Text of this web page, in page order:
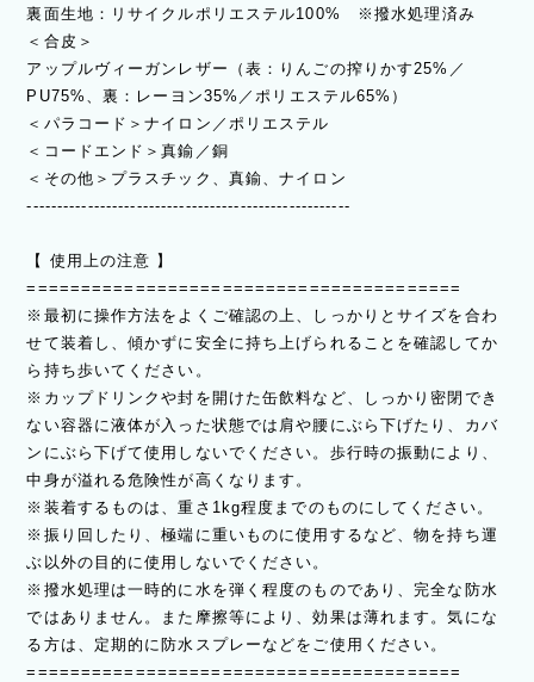
裏面生地：リサイクルポリエステル100% ※撥水処理済み
＜合皮＞
アップルヴィーガンレザー（表：りんごの搾りかす25%／
PU75%、裏：レーヨン35%／ポリエステル65%）
＜パラコード＞ナイロン／ポリエステル
＜コードエンド＞真鍮／銅
＜その他＞プラスチック、真鍮、ナイロン
-----------------------------------------------------
【 使用上の注意 】
========================================
※最初に操作方法をよくご確認の上、しっかりとサイズを合わ
せて装着し、傾かずに安全に持ち上げられることを確認してか
ら持ち歩いてください。
※カップドリンクや封を開けた缶飲料など、しっかり密閉でき
ない容器に液体が入った状態では肩や腰にぶら下げたり、カバ
ンにぶら下げて使用しないでください。歩行時の振動により、
中身が溢れる危険性が高くなります。
※装着するものは、重さ1kg程度までのものにしてください。
※振り回したり、極端に重いものに使用するなど、物を持ち運
ぶ以外の目的に使用しないでください。
※撥水処理は一時的に水を弾く程度のものであり、完全な防水
ではありません。また摩擦等により、効果は薄れます。気にな
る方は、定期的に防水スプレーなどをご使用ください。
========================================